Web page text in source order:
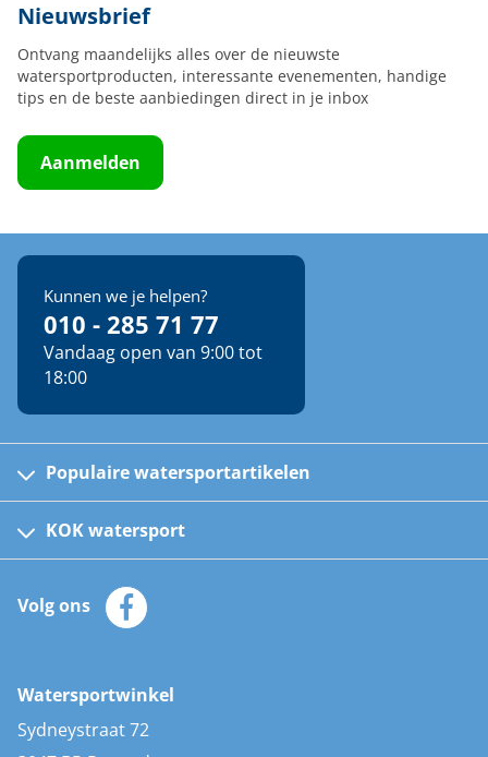
Nieuwsbrief
Ontvang maandelijks alles over de nieuwste
watersportproducten, interessante evenementen, handige
tips en de beste aanbiedingen direct in je inbox
Aanmelden
Kunnen we je helpen?
010 - 285 71 77
Vandaag open van 9:00 tot
18:00
Populaire watersportartikelen
Kinder reddingsvesten
Automatische reddingsvesten
Zeilkleding
Zonnepanelen
AIS transponders
Stootwillen en fenders
KOK watersport
Klantenservice
Merken
Volg ons
Watersportwinkel
Sydneystraat 72